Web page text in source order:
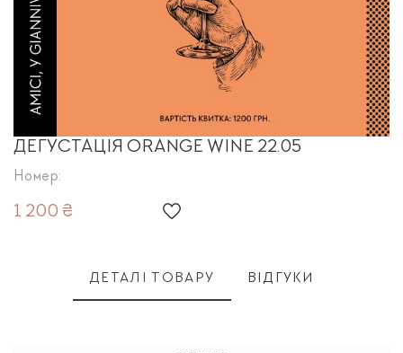
ДЕГУСТАЦІЯ ORANGE WINE 22.05
Номер:
1 200 ₴
ДЕТАЛІ ТОВАРУ ВІДГУКИ